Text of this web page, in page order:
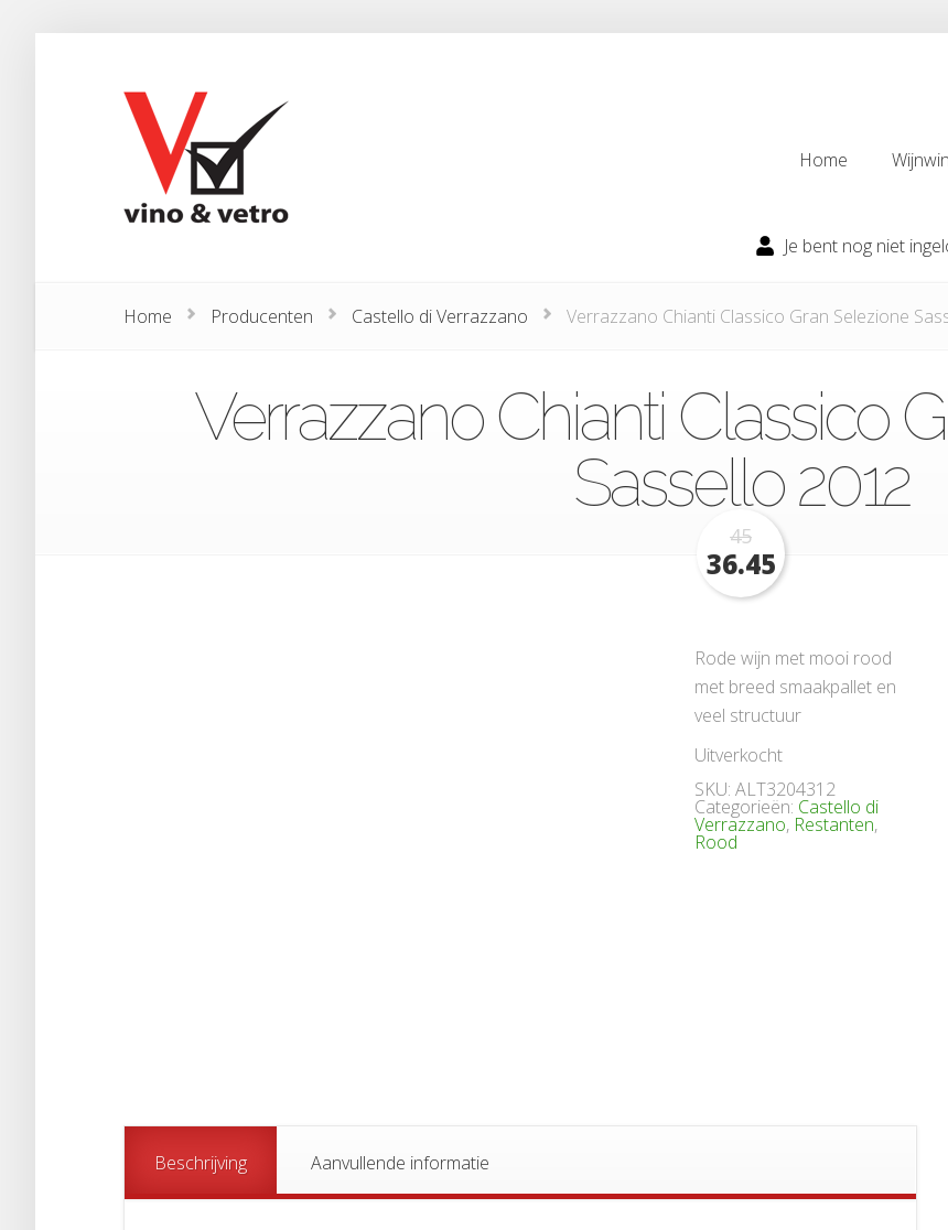
Home
Je bent nog niet
Home Producenten Castello di Verrazzano Verrazzano Chianti Classico Gran Selezione
Verrazzano Chianti Classico
Sassello 2012
45
36.45
Rode wijn met mooi rood
met breed smaakpallet en
veel structuur
Uitverkocht
SKU: ALT3204312
Categorieën: Castello di
Verrazzano, Restanten,
Rood
Beschrijving Aanvullende informatie